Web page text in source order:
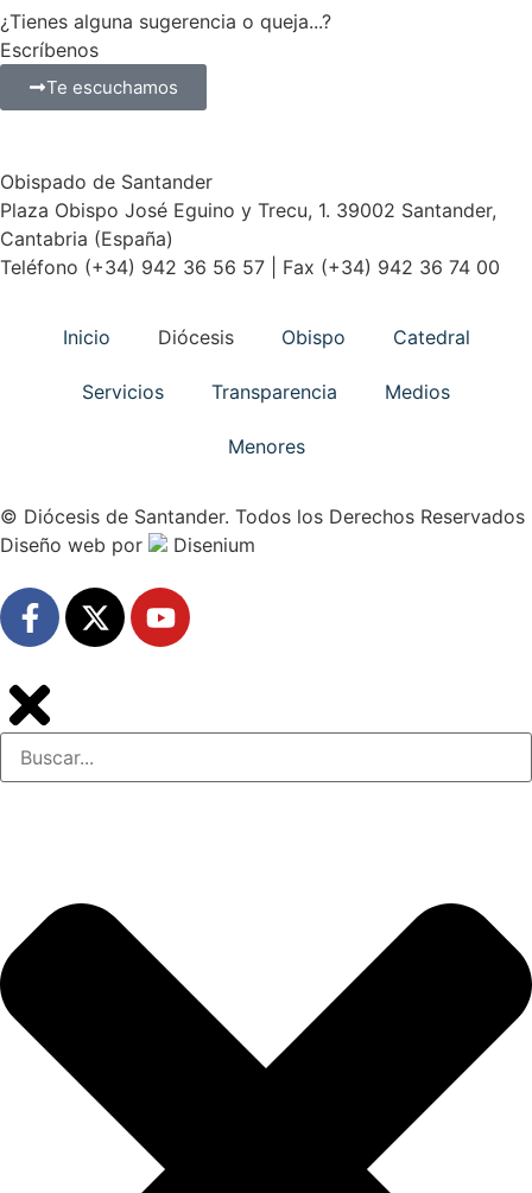
¿Tienes alguna sugerencia o queja...?
Escríbenos
Te escuchamos
Obispado de Santander
Plaza Obispo José Eguino y Trecu, 1. 39002 Santander,
Cantabria (España)
Teléfono (+34) 942 36 56 57 | Fax (+34) 942 36 74 00
Inicio Diócesis Obispo Catedral
Servicios Transparencia Medios
Menores
© Diócesis de Santander. Todos los Derechos Reservados
Diseño web por Disenium